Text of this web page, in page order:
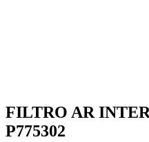
FILTRO AR
P775302